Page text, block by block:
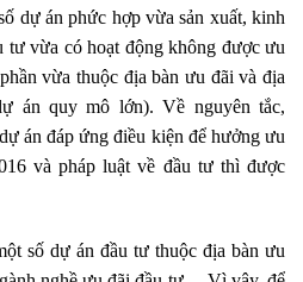
dự án phức hợp vừa sản xuất, kinh
tư vừa có hoạt động không được ưu
vừa thuộc địa bàn ưu đãi và địa
án quy mô lớn). Về nguyên tắc,
án đáp ứng điều kiện để hưởng ưu
và pháp luật về đầu tư thì được
số dự án đầu tư thuộc địa bàn ưu